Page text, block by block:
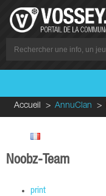
Accueil AnnuClan
Noobz-Team
print